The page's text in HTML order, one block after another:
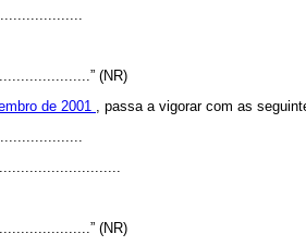
(NR)
de 2001 , passa a vigorar com as
(NR)